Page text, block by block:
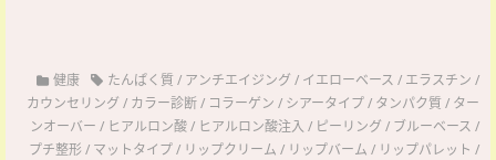
健康 たんぱく質/ アンチエイジング / イエローベース / エラスチン /
カウンセリング / カラー診断/ コラーゲン / シアータイプ/ タンパク質/ ター
ンオーバー / ヒアルロン酸/ ヒアルロン酸注入 / ピーリング / ブルーベース /
プチ整形 / マットタイプ/ リップクリーム / リップバーム / リップパレット /